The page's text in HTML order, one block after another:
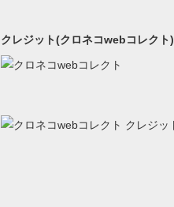
クレジット(クロネコwebコレクト)